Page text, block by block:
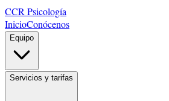
CCR Psicología
InicioConócenos
Equipo
Servicios y tarifas